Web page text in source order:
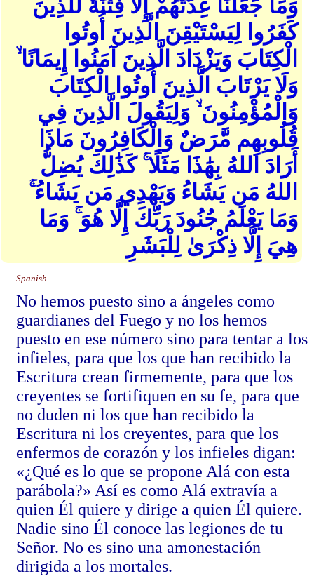
وَمَا جَعَلْنَا عِدَّتَهُمْ إِلَّا فِتْنَةً لِّلَّذِينَ
كَفَرُوا لِيَسْتَيْقِنَ الَّذِينَ أُوتُوا
الْكِتَابَ وَيَزْدَادَ الَّذِينَ آمَنُوا إِيمَانًا ۙ
وَلَا يَرْتَابَ الَّذِينَ أُوتُوا الْكِتَابَ
وَالْمُؤْمِنُونَ ۙ وَلِيَقُولَ الَّذِينَ فِي
قُلُوبِهِم مَّرَضٌ وَالْكَافِرُونَ مَاذَا
أَرَادَ اللهُ بِهَٰذَا مَثَلًا ۚ كَذَٰلِكَ يُضِلُّ
اللهُ مَن يَشَاءُ وَيَهْدِي مَن يَشَاءُ ۚ
وَمَا يَعْلَمُ جُنُودَ رَبِّكَ إِلَّا هُوَ ۚ وَمَا
هِيَ إِلَّا ذِكْرَىٰ لِلْبَشَرِ
Spanish
No hemos puesto sino a ángeles como
guardianes del Fuego y no los hemos
puesto en ese número sino para tentar a los
infieles, para que los que han recibido la
Escritura crean firmemente, para que los
creyentes se fortifiquen en su fe, para que
no duden ni los que han recibido la
Escritura ni los creyentes, para que los
enfermos de corazón y los infieles digan:
«¿Qué es lo que se propone Alá con esta
parábola?» Así es como Alá extravía a
quien Él quiere y dirige a quien Él quiere.
Nadie sino Él conoce las legiones de tu
Señor. No es sino una amonestación
dirigida a los mortales.